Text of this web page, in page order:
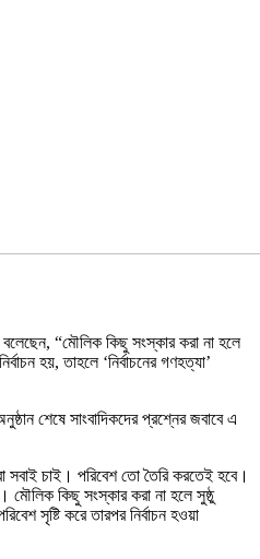
“মৌলিক কিছু সংস্কার করা না হলে
হয়, তাহলে ‘নির্বাচনের গণহত্যা’
শেষে সাংবাদিকদের প্রশ্নের জবাবে এ
সবাই চাই। পরিবেশ তো তৈরি করতেই হবে।
মৌলিক কিছু সংস্কার করা না হলে সুষ্ঠু
সৃষ্টি করে তারপর নির্বাচন হওয়া